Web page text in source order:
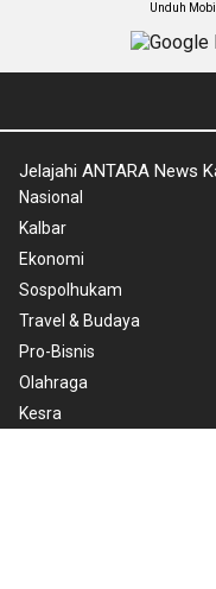
Unduh
Jelajahi ANTARA News
Nasional
Kalbar
Ekonomi
Sospolhukam
Travel & Budaya
Pro-Bisnis
Olahraga
Kesra